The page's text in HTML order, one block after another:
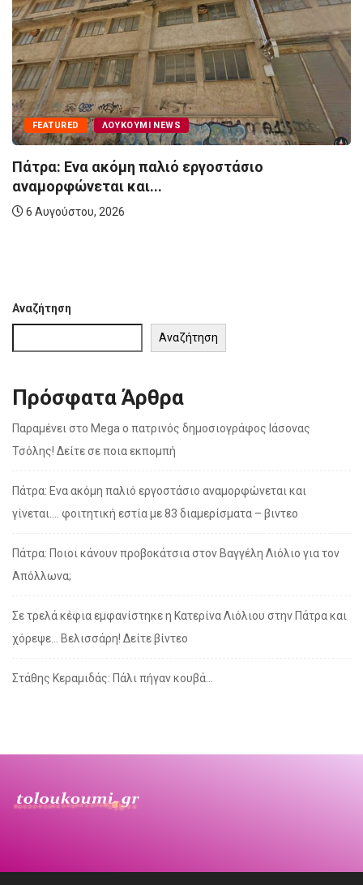
FEATURED ΛΟΥΚΟΎΜΙ NEWS
Πάτρα: Ενα ακόμη παλιό εργοστάσιο
αναμορφώνεται και...
6 Αυγούστου, 2026
Αναζήτηση
Αναζήτηση
Πρόσφατα Άρθρα
Παραμένει στο Mega ο πατρινός δημοσιογράφος Ιάσονας
Τσόλης! Δείτε σε ποια εκπομπή
Πάτρα: Ενα ακόμη παλιό εργοστάσιο αναμορφώνεται και
γίνεται…. φοιτητική εστία με 83 διαμερίσματα – βιντεο
Πάτρα: Ποιοι κάνουν προβοκάτσια στον Βαγγέλη Λιόλιο για τον
Απόλλωνα;
Σε τρελά κέφια εμφανίστηκε η Κατερίνα Λιόλιου στην Πάτρα και
χόρεψε… Βελισσάρη! Δείτε βίντεο
Στάθης Κεραμιδάς: Πάλι πήγαν κουβά…